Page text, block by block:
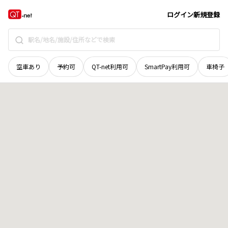
ログイン新規登録
空車あり 予約可 QT-net利用可 SmartPay利用可 車椅子
栃木県